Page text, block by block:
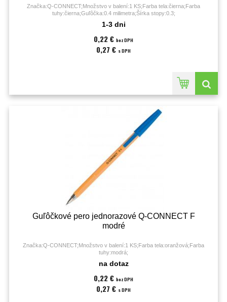
Značka:Q-CONNECT;Množstvo v balení:1 KS;Farba tela:čierna;Farba
tuhy:čierna;Guľôčka:0.4 milimetra;Šírka stopy:0.3;
1-3 dni
0,22 € bez DPH
0,27 € s DPH
Guľôčkové pero jednorazové Q-CONNECT F
modré
Značka:Q-CONNECT;Množstvo v balení:1 KS;Farba tela:oranžová;Farba
tuhy:modrá;
na dotaz
0,22 € bez DPH
0,27 € s DPH